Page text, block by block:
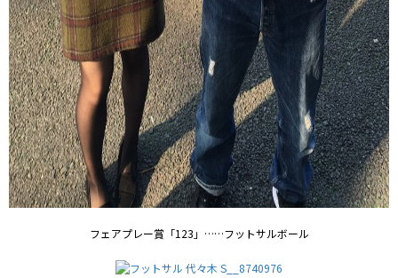
フェアプレー賞「123」……フットサルボール